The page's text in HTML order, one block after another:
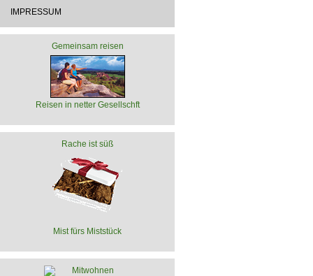
IMPRESSUM
Gemeinsam reisen
Reisen in netter Gesellschft
Rache ist süß
Mist fürs Miststück